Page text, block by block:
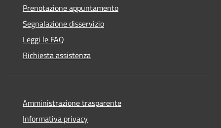
Prenotazione appuntamento
Segnalazione disservizio
Leggi le FAQ
Richiesta assistenza
Amministrazione trasparente
Informativa privacy